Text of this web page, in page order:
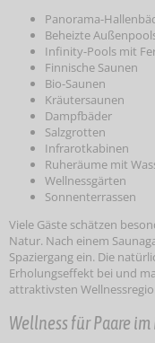
Panorama-
Beheizte
Infinity-Pools mit
Finnische Saunen
Bio-Saunen
Kräutersaunen
Dampfbäder
Salzgrotten
Infrarotkabinen
Ruheräume mit
Wellnessgärten
Sonnenterrassen
Viele Gäste schätzen
Natur. Nach einem
Spaziergang ein. Die
Erholungseffekt bei und
attraktivsten
Wellness für Paare